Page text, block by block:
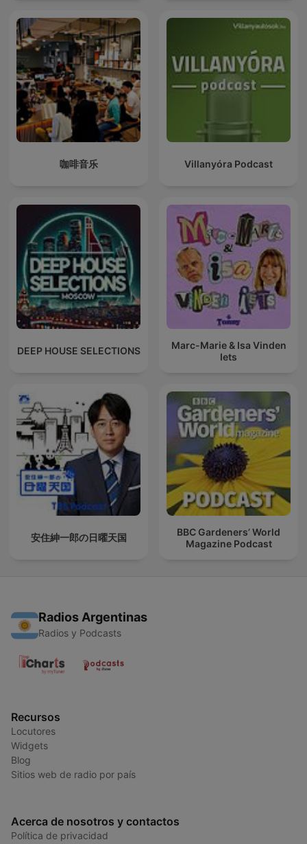
咖啡音乐 Villanyóra Podcast
DEEP HOUSE SELECTIONS
Marc-Marie & Isa Vinden
Iets
安住紳一郎の日曜天国
BBC Gardeners’ World
Magazine Podcast
Radios Argentinas
Radios y Podcasts
Recursos
Locutores
Widgets
Blog
Sitios web de radio por país
Acerca de nosotros y contactos
Política de privacidad